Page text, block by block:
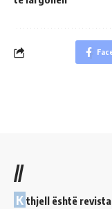
//
K thjell është